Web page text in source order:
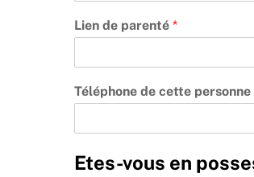
Lien de parenté *
Téléphone de cette personne
Etes-vous en